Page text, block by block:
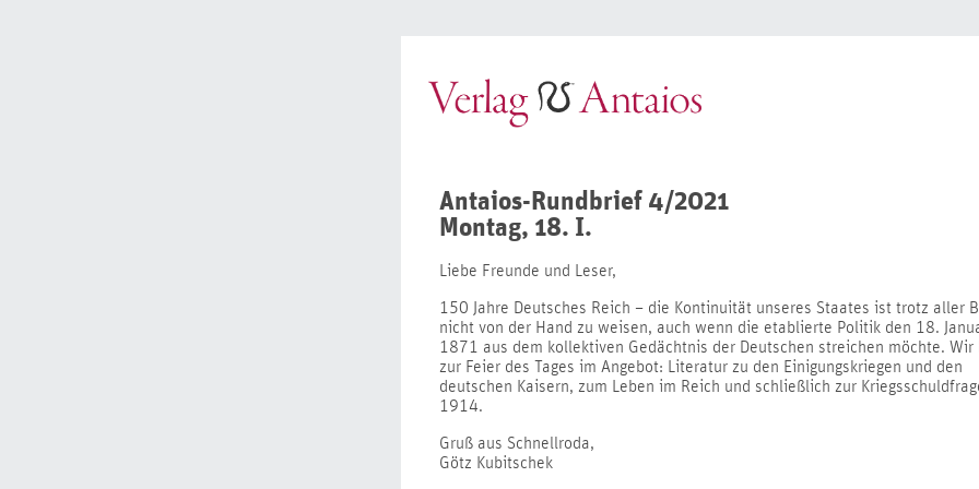
Antaios-Rundbrief 4/2021
Montag, 18. I.
Liebe Freunde und Leser,
150 Jahre Deutsches Reich – die Kontinuität unseres Staates ist trotz aller
nicht von der Hand zu weisen, auch wenn die etablierte Politik den 18.
1871 aus dem kollektiven Gedächtnis der Deutschen streichen möchte. Wir
zur Feier des Tages im Angebot: Literatur zu den Einigungskriegen und den
deutschen Kaisern, zum Leben im Reich und schließlich zur
1914.
Gruß aus Schnellroda,
Götz Kubitschek